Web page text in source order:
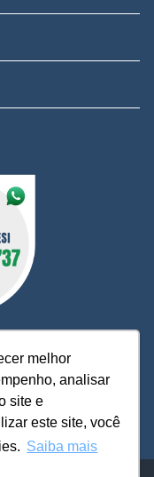
melhor
analisar
site e
este site, você
Saiba mais
para esclarecer
e firmar parcerias,
e atendimento.